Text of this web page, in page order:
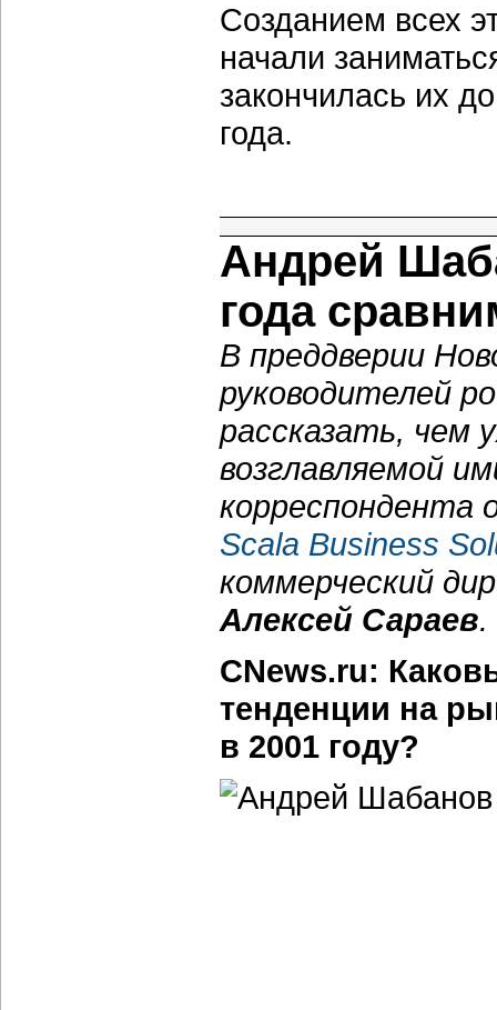
Созданием всех
начали
закончилась их
года.
Андрей
года
В преддверии
руководителей
рассказать, чем
возглавляемой
корреспондента
Scala Business
коммерческий
Алексей Сараев.
CNews.ru:
тенденции на
в 2001 году?